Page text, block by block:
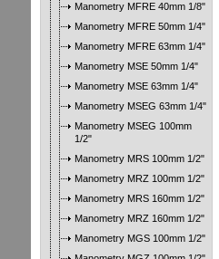
Manometry MFRE 40mm 1/8"
Manometry MFRE 50mm 1/4"
Manometry MFRE 63mm 1/4"
Manometry MSE 50mm 1/4"
Manometry MSE 63mm 1/4"
Manometry MSEG 63mm 1/4"
Manometry MSEG 100mm
1/2"
Manometry MRS 100mm 1/2"
Manometry MRZ 100mm 1/2"
Manometry MRS 160mm 1/2"
Manometry MRZ 160mm 1/2"
Manometry MGS 100mm 1/2"